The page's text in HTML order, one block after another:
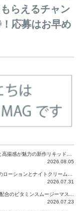
らえるチャン
応募はお早め
まもなくNARSから登場するのは、シアーな血色感と高揚感が魅力の新作リキッドブラッシュ「インセイシャブル リキッドブラッシュ」と、ゴールデンアワーに染まる空にインスピレーションを得た「アフターグロー リップシャイン」の新色！夏をハックして！
2026.08.05
リンクルショットから、シワの肌環境に着目した初のローションとナイトクリームが登場！デイリーケアで、シワ特有の肌環境を改善し、シワが目立たない肌へと導きます。
2026.07.31
ナチュラルコスメブランドSABONから、ビタミンC配合のビタミンスムージーマスク「ラディアンスマスク」と、ペパーミントにオーガニックハーブを凝縮したジェルの涼感トリートメント美容液「スカルプセラム リフレッシング」が登場！日々のデイリーケアで、過酷な猛暑で疲れた肌や頭皮をサポート、心地よくリフレッシュし、優しく肌を整えます。
2026.07.23